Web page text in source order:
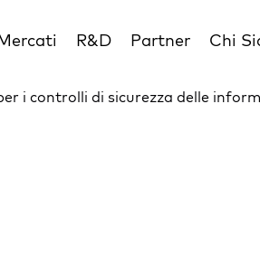
R&D Partner Chi
i controlli di sicurezza delle